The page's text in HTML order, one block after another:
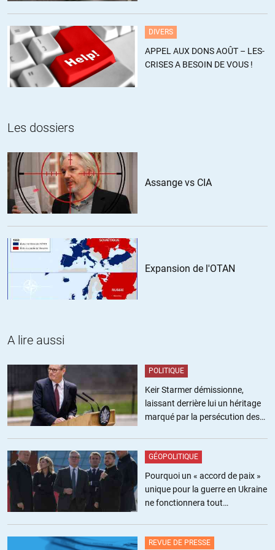
ALERTER
BA//21.11.2013 à 08h42
J’ai signé.
Surya//21.11.2013 à 10h15
Non. elle doit être encore en train de vanter sur twitter l’ambition de
sa réforme qui filialise 0,75% des activités des banques françaises
Dami1// 21.11.2013 à 10h26
Jmeransaigne//21.11.2013 à 11h03
Karine Berger ce matin sur France Inter affirme qu’il est normal que
qu’elle a pour une fois fermé sa bouche!
ALERTER
Dami1//21.11.2013 à 11h27
Bah je comprends pas 😀 Elle écrit « les 30 Glorieuses sont devant
DIVERS
APPEL AUX DONS AOÛT – LES-
CRISES A BESOIN DE VOUS !
Les dossiers
Assange vs CIA
Expansion de l'OTAN
A lire aussi
POLITIQUE
Keir Starmer démissionne,
laissant derrière lui un héritage
marqué par la persécution des
GÉOPOLITIQUE
Pourquoi un « accord de paix »
unique pour la guerre en Ukraine
ne fonctionnera tout
REVUE DE PRESSE